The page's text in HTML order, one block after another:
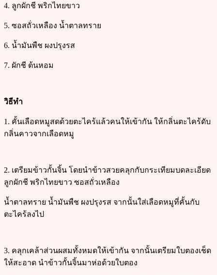
4. ลูกผักชี พริกไทยขาว
5. ซอสถั่วเหลือง น้ำตาลทราย
6. น้ำมันพืช ผงปรุงรส
7. ผักชี ต้นหอม
วิธีทำ
1. คั้นเลือดหมูสดด้วยตะไคร้แล้วคนให้เข้ากัน ให้กลิ่นตะไคร้ดับ
กลิ่นคาวจากเลือดหมู
2. เตรียมข้าวกั้นจิ้น โดยนำข้าวสวยคลุกกับกระเทียมบดละเอียด
ลูกผักชี พริกไทยขาว ซอสถั่วเหลือง
น้ำตาลทราย น้ำมันพืช ผงปรุงรส จากนั้นใส่เลือดหมูที่คั้นกับ
ตะไคร้ลงไป
3. คลุกเคล้าส่วนผสมทั้งหมดให้เข้ากัน จากนั้นเตรียมใบตองเช็ด
ให้สะอาด นำข้าวกั้นจิ้นมาห่อด้วยใบตอง